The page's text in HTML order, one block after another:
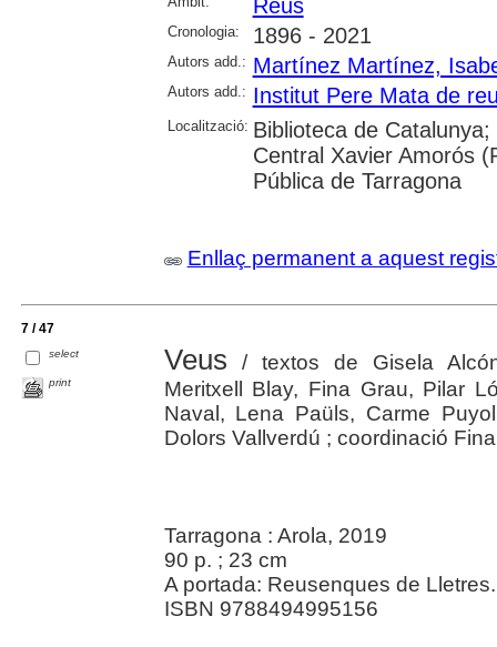
Reus
Cronologia: 1896 - 2021
Autors add.: Martínez Martínez,
Autors add.: Institut Pere Mata de
Localització: Biblioteca de
Central Xavier Amorós
Pública de Tarragona
Enllaç permanent a aquest
7 / 47
select
print
Veus / textos de Gisela
Meritxell Blay, Fina Grau, Pilar
Naval, Lena Paüls, Carme
Dolors Vallverdú ; coordinació
Tarragona : Arola, 2019
90 p. ; 23 cm
A portada: Reusenques de Lletres.
ISBN 9788494995156